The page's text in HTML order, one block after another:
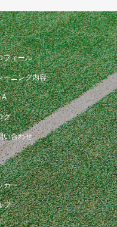
フィール
ーニング内容
A
グ
い合わせ
カー
フ